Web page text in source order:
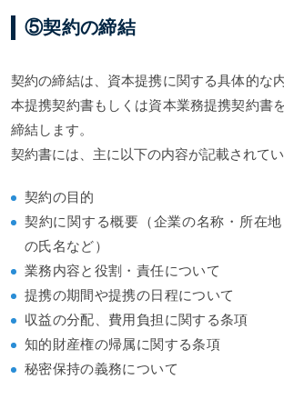
⑤契約の締結
契約の締結は、資本提携に関する具体的な
本提携契約書もしくは資本業務提携契約書
締結します。
契約書には、主に以下の内容が記載されてい
契約の目的
契約に関する概要（企業の名称・所在
の氏名など）
業務内容と役割・責任について
提携の期間や提携の日程について
収益の分配、費用負担に関する条項
知的財産権の帰属に関する条項
秘密保持の義務について